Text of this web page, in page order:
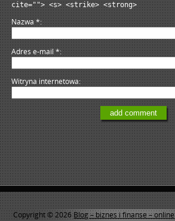
cite=""> <s> <strike> <strong>
Nazwa*
Adres e-mail*
Witryna internetowa
Copyright © 2026Blog – biznes i finanse – online